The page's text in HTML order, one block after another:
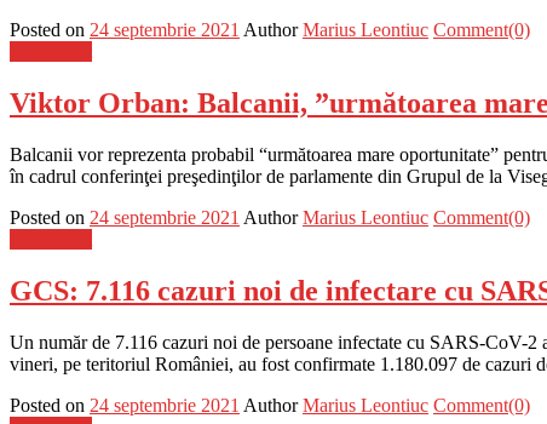
Posted on 24 septembrie 2021 Author Marius Leontiuc Comment(0)
Viktor Orban: Balcanii, ”următoarea
Balcanii vor reprezenta probabil “următoarea mare oportunitate”
în cadrul conferinţei preşedinţilor de parlamente din Grupul de la
Posted on 24 septembrie 2021 Author Marius Leontiuc Comment(0)
GCS: 7.116 cazuri noi de infectare cu
Un număr de 7.116 cazuri noi de persoane infectate cu SARS-CoV-
vineri, pe teritoriul României, au fost confirmate 1.180.097 de
Posted on 24 septembrie 2021 Author Marius Leontiuc Comment(0)